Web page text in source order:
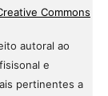
Commons
autoral ao
e
pertinentes a